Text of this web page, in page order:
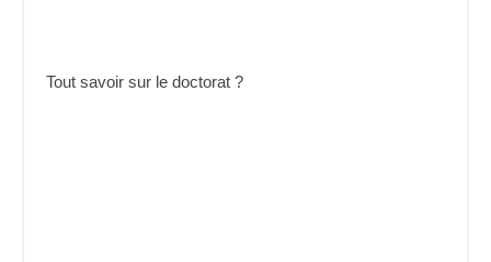
Tout savoir sur le doctorat ?